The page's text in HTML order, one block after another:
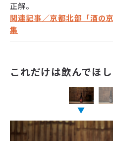
正解。
関連記事／京都北部「酒の
集
これだけは飲んでほ